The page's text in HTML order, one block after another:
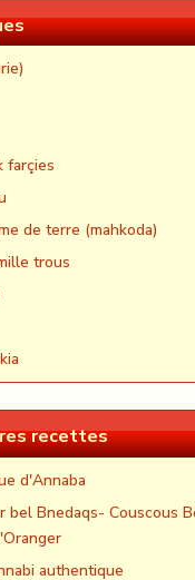
farçies
de terre (mahkoda)
trous
recettes
d'Annaba
bel Bnedaqs- Couscous
authentique